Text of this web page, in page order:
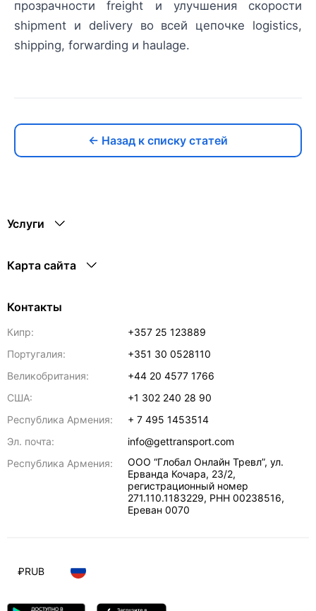
прозрачности freight и улучшения скорости
shipment и delivery во всей цепочке logistics,
shipping, forwarding и haulage.
← Назад к списку статей
Услуги
Карта сайта
Контакты
Кипр:
+357 25 123889
Португалия:
+351 30 0528110
Великобритания:
+44 20 4577 1766
США:
+1 302 240 28 90
Республика Армения:
+ 7 495 1453514
Эл. почта:
info@gettransport.com
Республика Армения:
ООО “Глобал Онлайн Тревл”, ул.
Ерванда Кочара, 23/2,
регистрационный номер
271.110.1183229, РНН 00238516,
Ереван 0070
₽RUB